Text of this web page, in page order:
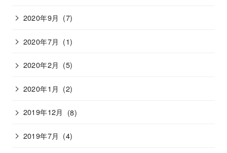
2020年9月 (7)
2020年7月 (1)
2020年2月 (5)
2020年1月 (2)
2019年12月 (8)
2019年7月 (4)